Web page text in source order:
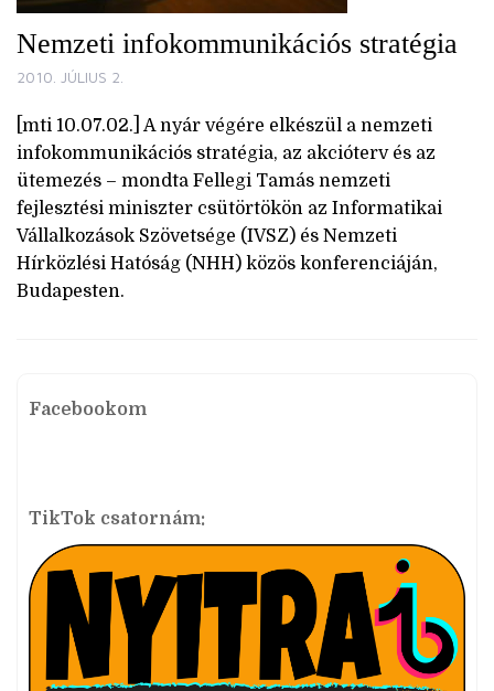
Nemzeti infokommunikációs stratégia
2010. JÚLIUS 2.
[mti 10.07.02.] A nyár végére elkészül a nemzeti
infokommunikációs stratégia, az akcióterv és az
ütemezés – mondta Fellegi Tamás nemzeti
fejlesztési miniszter csütörtökön az Informatikai
Vállalkozások Szövetsége (IVSZ) és Nemzeti
Hírközlési Hatóság (NHH) közös konferenciáján,
Budapesten.
Facebookom
TikTok csatornám: